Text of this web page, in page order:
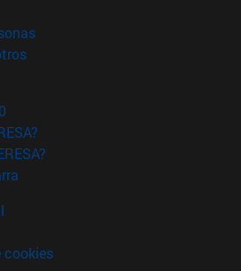
(abre en nueva ventana)
(abre en nueva ventana)
cookies